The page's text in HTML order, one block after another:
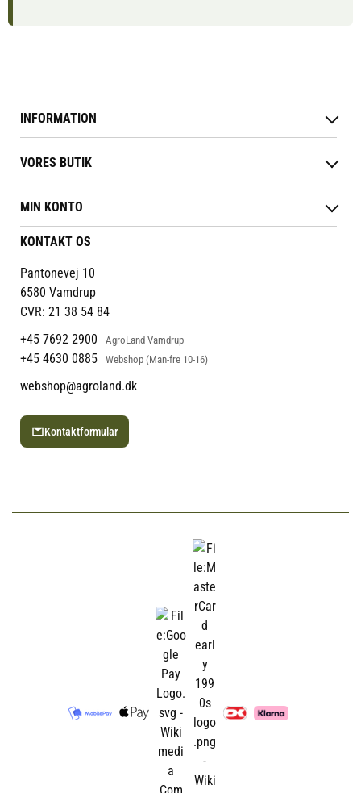
INFORMATION
Reklamations- & fortrydelsesret
Levering & afhentning
Følg din bestilling
Persondatapolitik
Cookies
VORES BUTIK
Job
Mærker
Om os
Om Vestjyllands Andel
Blog
Ofte stillede spørgsmål
MIN KONTO
Administrer min konto
KONTAKT OS
Pantonevej 10
6580 Vamdrup
CVR: 21 38 54 84
+45 7692 2900
AgroLand Vamdrup
+45 4630 0885 Webshop (Man-fre 10-16)
webshop@agroland.dk
Kontaktformular